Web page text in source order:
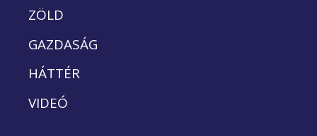
ZÖLD
GAZDASÁG
HÁTTÉR
VIDEÓ